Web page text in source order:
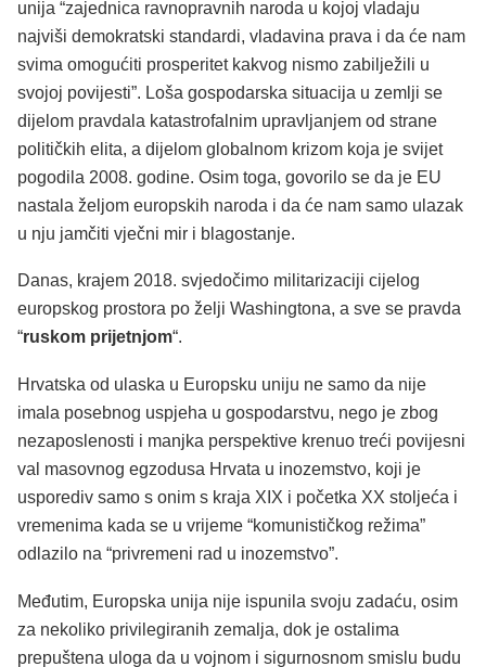
unija “zajednica ravnopravnih naroda u kojoj vladaju
najviši demokratski standardi, vladavina prava i da će nam
svima omogućiti prosperitet kakvog nismo zabilježili u
svojoj povijesti”. Loša gospodarska situacija u zemlji se
dijelom pravdala katastrofalnim upravljanjem od strane
političkih elita, a dijelom globalnom krizom koja je svijet
pogodila 2008. godine. Osim toga, govorilo se da je EU
nastala željom europskih naroda i da će nam samo ulazak
u nju jamčiti vječni mir i blagostanje.
Danas, krajem 2018. svjedočimo militarizaciji cijelog
europskog prostora po želji Washingtona, a sve se pravda
“ruskom prijetnjom“.
Hrvatska od ulaska u Europsku uniju ne samo da nije
imala posebnog uspjeha u gospodarstvu, nego je zbog
nezaposlenosti i manjka perspektive krenuo treći povijesni
val masovnog egzodusa Hrvata u inozemstvo, koji je
usporediv samo s onim s kraja XIX i početka XX stoljeća i
vremenima kada se u vrijeme “komunističkog režima”
odlazilo na “privremeni rad u inozemstvo”.
Međutim, Europska unija nije ispunila svoju zadaću, osim
za nekoliko privilegiranih zemalja, dok je ostalima
prepuštena uloga da u vojnom i sigurnosnom smislu budu